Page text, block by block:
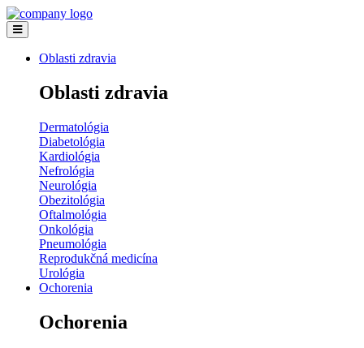
Oblasti zdravia
Oblasti zdravia
Dermatológia
Diabetológia
Kardiológia
Nefrológia
Neurológia
Obezitológia
Oftalmológia
Onkológia
Pneumológia
Reprodukčná medicína
Urológia
Ochorenia
Ochorenia